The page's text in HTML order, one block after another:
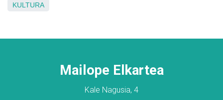
KULTURA
Mailope Elkartea
Kale Nagusia, 4